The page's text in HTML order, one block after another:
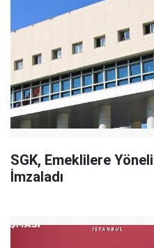
SGK, Emeklilere
İmzaladı